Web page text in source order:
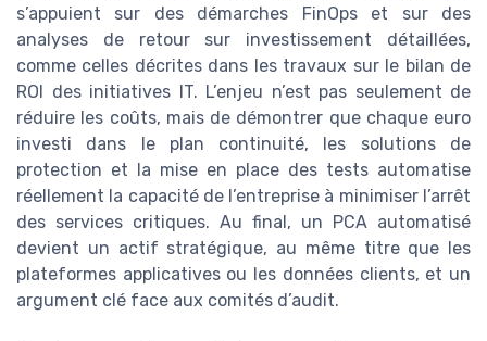
s’appuient sur des démarches FinOps et sur des
analyses de retour sur investissement détaillées,
comme celles décrites dans les travaux sur le bilan de
ROI des initiatives IT. L’enjeu n’est pas seulement de
réduire les coûts, mais de démontrer que chaque euro
investi dans le plan continuité, les solutions de
protection et la mise en place des tests automatise
réellement la capacité de l’entreprise à minimiser l’arrêt
des services critiques. Au final, un PCA automatisé
devient un actif stratégique, au même titre que les
plateformes applicatives ou les données clients, et un
argument clé face aux comités d’audit.